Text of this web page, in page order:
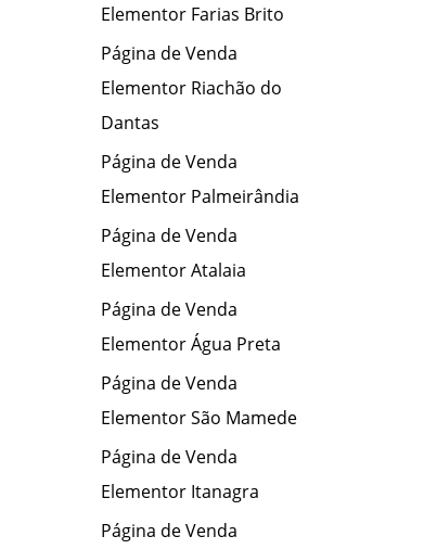
Elementor Farias Brito
Página de Venda
Elementor Riachão do
Dantas
Página de Venda
Elementor Palmeirândia
Página de Venda
Elementor Atalaia
Página de Venda
Elementor Água Preta
Página de Venda
Elementor São Mamede
Página de Venda
Elementor Itanagra
Página de Venda